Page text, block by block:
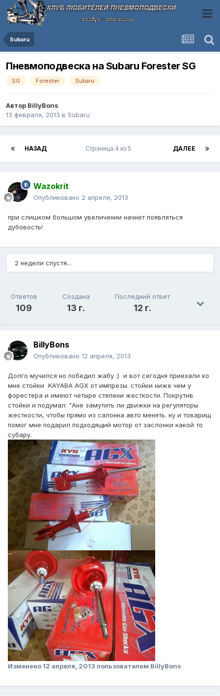
Subaru
Пневмоподвеска на Subaru Forester SG
SG Forester Subaru
Автор BillyBons
13 февраля, 2013 в Subaru
НАЗАД ДАЛЕЕ
Страница 4 из 5
Wazokrit
Опубликовано 2 апреля, 2013
при слишком большом увеличении начнет появляться
дубовость!
2 недели спустя...
Ответов
109
Создана
13 г.
Последний ответ
12 г.
BillyBons
Опубликовано 12 апреля, 2013
Долго мучился но победил жабу :) и вот сегодня приехали ко
мне стойки KAYABA AGX от импрезы. стойки ниже чем у
форестера и имеют четыре степени жесткости. Покрутив
стойки и подумал: "Ане замутить ли движки на регуляторы
жесткости, чтобы прямо из салонна авто менять. ну и товарищ
помог мне подарил подходящий мотор от заслонки какой то
субару.
Изменено 12 апреля, 2013 пользователем BillyBons